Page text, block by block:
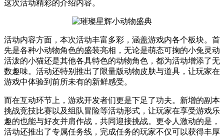
这次活动精彩的介绍内容。
活动内容方面，本次活动丰富多彩，涵盖游戏内各个板块。首
先是各种小动物角色的盛装亮相，无论是萌态可掬的小兔灵动
活泼的小猫还是其他各具特色的动物角色，都为活动增添了无
数趣味。活动还特别推出了限量版动物皮肤与道具，让玩家在
游戏中体验到前所未有的新鲜感受。
而在互动环节上，游戏开发者们更是下足了功夫。新增的副本
挑战竞技比赛以及组队冒险等活动形式，让玩家在享受游戏乐
趣的也能与好友并肩作战，共同迎接挑战。更令人激动的是，
活动还推出了专属任务线，完成任务的玩家不仅可以获得丰厚